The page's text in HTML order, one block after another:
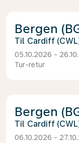
Bergen
Cardiff
05.10.2026 -
Tur-retur
Bergen
Cardiff
06.10.2026 -